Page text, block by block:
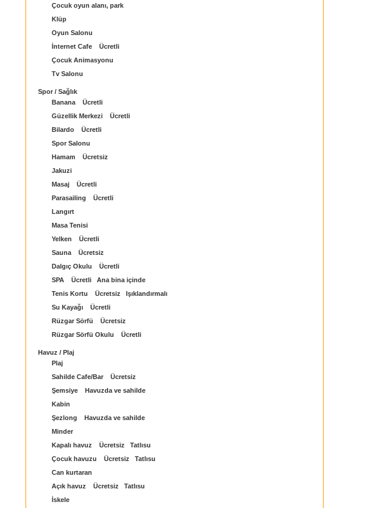
Çocuk oyun alanı, park
Klüp
Oyun Salonu
İnternet Cafe Ücretli
Çocuk Animasyonu
Tv Salonu
Spor / Sağlık
Banana Ücretli
Güzellik Merkezi Ücretli
Bilardo Ücretli
Spor Salonu
Hamam Ücretsiz
Jakuzi
Masaj Ücretli
Parasailing Ücretli
Langırt
Masa Tenisi
Yelken Ücretli
Sauna Ücretsiz
Dalgıç Okulu Ücretli
SPA Ücretli Ana bina içinde
Tenis Kortu Ücretsiz Işıklandırmalı
Su Kayağı Ücretli
Rüzgar Sörfü Ücretsiz
Rüzgar Sörfü Okulu Ücretli
Havuz / Plaj
Plaj
Sahilde Cafe/Bar Ücretsiz
Şemsiye Havuzda ve sahilde
Kabin
Şezlong Havuzda ve sahilde
Minder
Kapalı havuz Ücretsiz Tatlısu
Çocuk havuzu Ücretsiz Tatlısu
Can kurtaran
Açık havuz Ücretsiz Tatlısu
İskele